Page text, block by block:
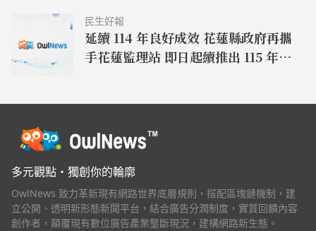
民生好報
延續 114 年良好成效 花蓮縣政府再攜
手花蓮監理站 即日起續推出 115 年度
多元觀點・獨創你的輪廓
OwlNews 致力革新現有網路世界底層規則，搭配區塊鏈機制，建
立公開、透明新形態新聞平台，結合廣告分潤制度，實質回饋內容
創作者，顛覆現有數位廣告產業壟斷現況，建構網路新生態。